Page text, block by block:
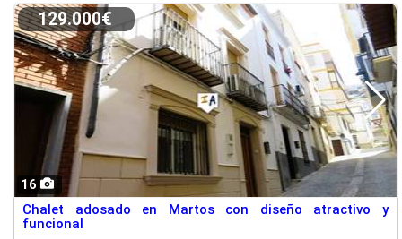
16
129.000€
Chalet adosado en Martos con diseño atractivo y
funcional